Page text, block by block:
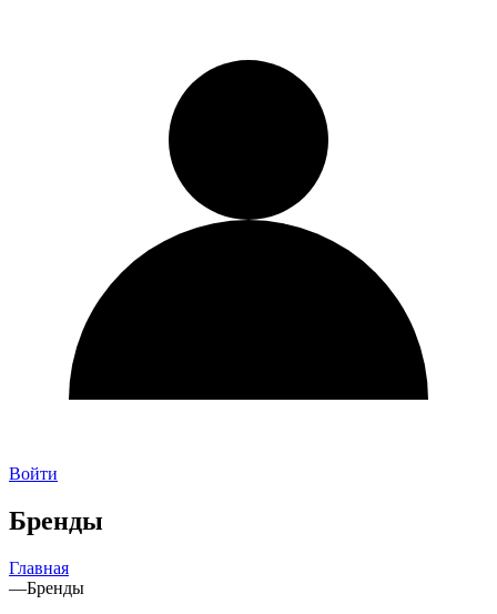
Войти
Бренды
Главная
—Бренды